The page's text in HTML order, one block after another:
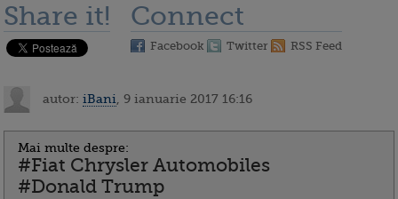
Share it! Connect
Facebook Twitter RSS Feed
autor: iBani , 9 ianuarie 2017 16:16
Mai multe despre:
#Fiat Chrysler Automobiles
#Donald Trump